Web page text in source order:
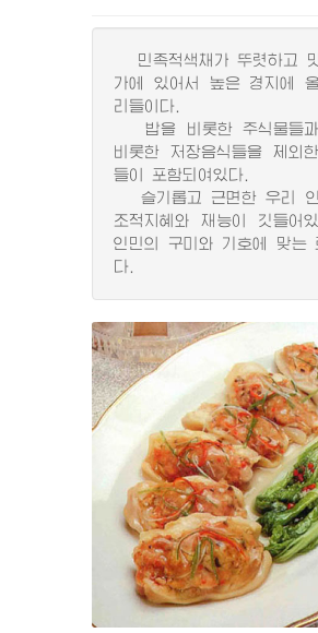
민족적색채가 뚜렷하고
가에 있어서 높은 경지에
리들이다.
밥을 비롯한 주식물들
비롯한 저장음식들을 제외
들이 포함되여있다.
슬기롭고 근면한 우리
조적지혜와 재능이 깃들어
인민의 구미와 기호에 맞는
다.